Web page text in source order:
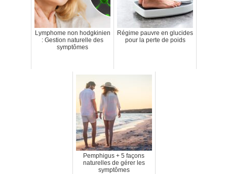
Lymphome non hodgkinien
: Gestion naturelle des
symptômes
Régime pauvre en glucides
pour la perte de poids
Pemphigus + 5 façons
naturelles de gérer les
symptômes